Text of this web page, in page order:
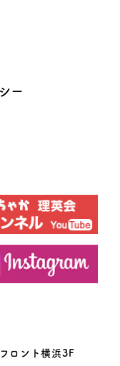
ー
ロント横浜3F